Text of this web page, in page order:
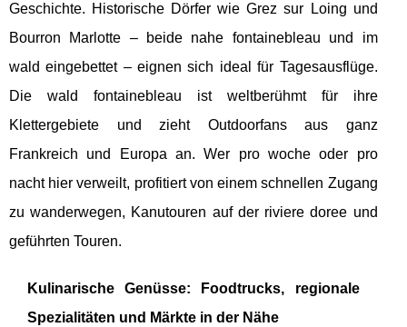
Geschichte. Historische Dörfer wie Grez sur Loing und
Bourron Marlotte – beide nahe fontainebleau und im
wald eingebettet – eignen sich ideal für Tagesausflüge.
Die wald fontainebleau ist weltberühmt für ihre
Klettergebiete und zieht Outdoorfans aus ganz
Frankreich und Europa an. Wer pro woche oder pro
nacht hier verweilt, profitiert von einem schnellen Zugang
zu wanderwegen, Kanutouren auf der riviere doree und
geführten Touren.
Kulinarische Genüsse: Foodtrucks, regionale
Spezialitäten und Märkte in der Nähe